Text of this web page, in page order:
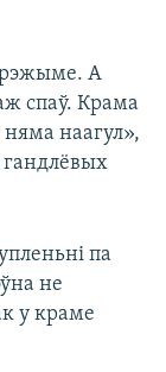
рэжыме. А
спаў. Крама
няма наагул»,
гандлёвых
па
не
у краме